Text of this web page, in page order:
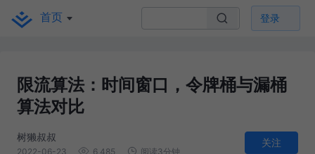
首页 登录
限流算法：时间窗口，令牌桶与漏桶
算法对比
树獭叔叔
2022-06-23 6,485 阅读3分钟
关注